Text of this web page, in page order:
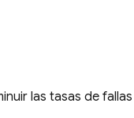
las tasas de